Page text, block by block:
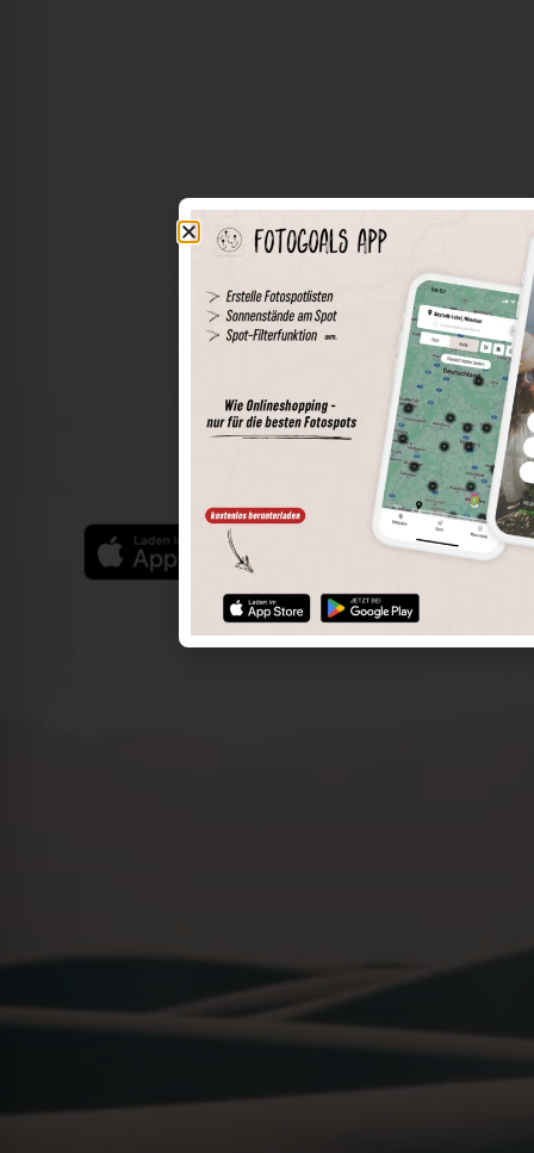
Die Welt der Orte in deiner Tasche
Spots speichern
Sonnenstände am Spot
Spotdetails
Filterfunktion
Finde die besten Fotospots noch einfacher mit unserer
App für iOS und Android und genieße einen größeren